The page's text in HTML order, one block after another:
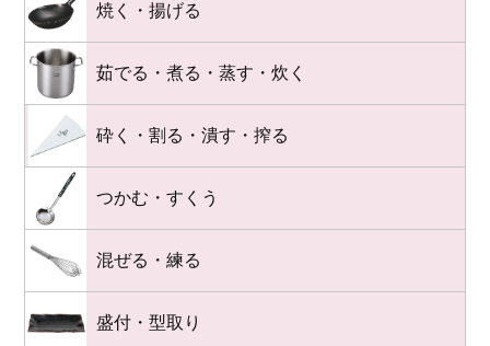
焼く・揚げる
茹でる・煮る・蒸す・炊く
砕く・割る・潰す・搾る
つかむ・すくう
混ぜる・練る
盛付・型取り